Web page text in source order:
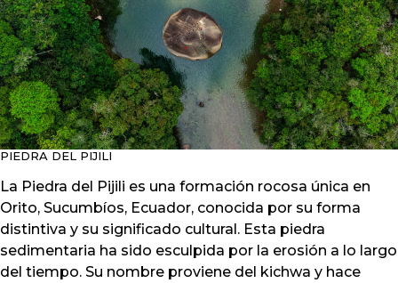
PIEDRA DEL PIJILI
La Piedra del Pijili es una formación rocosa única en
Orito, Sucumbíos, Ecuador, conocida por su forma
distintiva y su significado cultural. Esta piedra
sedimentaria ha sido esculpida por la erosión a lo largo
del tiempo. Su nombre proviene del kichwa y hace